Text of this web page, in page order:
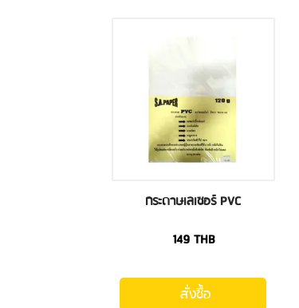
กระดาษเลเซอร์ PVC
149THB
สั่งซื้อ